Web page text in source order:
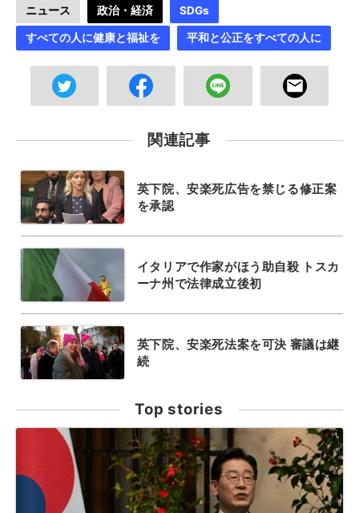
ニュース 政治・経済 SDGs
すべての人に健康と福祉を 平和と公正をすべての人に
関連記事
英下院、安楽死広告を禁じる修正案
を承認
イタリアで作家がほう助自殺 トスカ
ーナ州で法律成立後初
英下院、安楽死法案を可決 審議は継
続
Top stories